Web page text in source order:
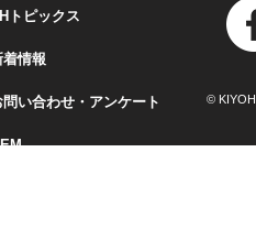
トピックス
着情報
問い合わせ・アンケート ©